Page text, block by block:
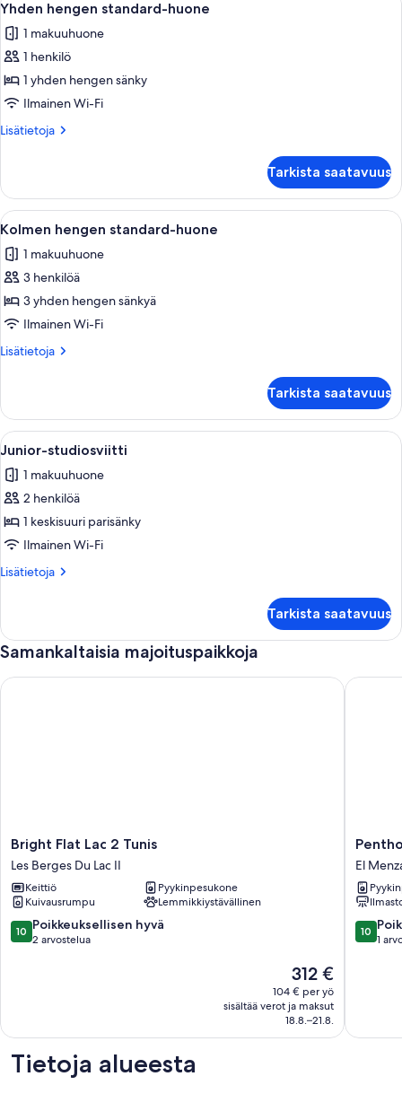
kaikki
huonetyypin
Yhden
hengen
standard-
huone
4
Yhden hengen standard-huone
1 makuuhuone
1 henkilö
1 yhden hengen sänky
Ilmainen Wi-Fi
Lisätietoja
Lisätietoja
standard-
huone
Tarkista saatavuus
Avaa
kaikki
huonetyypin
Kolmen
hengen
standard-
huone
Hotellihuone, jossa on kaksi
4
Kolmen hengen standard-huone
1 makuuhuone
3 henkilöä
3 yhden hengen sänkyä
Ilmainen Wi-Fi
Lisätietoja
Lisätietoja
standard-
huone
Tarkista saatavuus
Avaa
kaikki
huonetyypin
Junior-
studiosviitti
kuvat
Moderni huoneisto, jossa on
5
Junior-studiosviitti
1 makuuhuone
2 henkilöä
1 keskisuuri parisänky
Ilmainen Wi-Fi
Lisätietoja
Lisätietoja
Tarkista saatavuus
Samankaltaisia majoituspaikkoja
Bright
Flat
Lac
2
Tunis
Les
Berges
Bright Flat Lac 2 Tunis
Les Berges Du Lac II
Keittiö
Pyykinpesukone
Kuivausrumpu
Lemmikkiystävällinen
10.0
kautta
10 Poikkeuksellisen hyvä
2 arvostelua
Hinta
on
312 €
312 €
104 € per yö
sisältää verot ja maksut
18.8.–21.8.
Bright Flat Lac 2 Tunis
de
Luxe
à
Tunis.
Vous
Allez
El
10.0
kautta
10
1
Tietoja alueesta